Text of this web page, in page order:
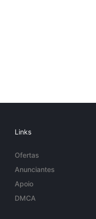
Links
Ofertas
Anunciantes
Apoio
DMCA